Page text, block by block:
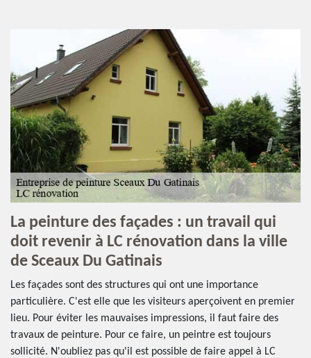
La peinture des façades : un travail qui
doit revenir à LC rénovation dans la ville
de Sceaux Du Gatinais
Les façades sont des structures qui ont une importance
particulière. C'est elle que les visiteurs aperçoivent en premier
lieu. Pour éviter les mauvaises impressions, il faut faire des
travaux de peinture. Pour ce faire, un peintre est toujours
sollicité. N'oubliez pas qu'il est possible de faire appel à LC